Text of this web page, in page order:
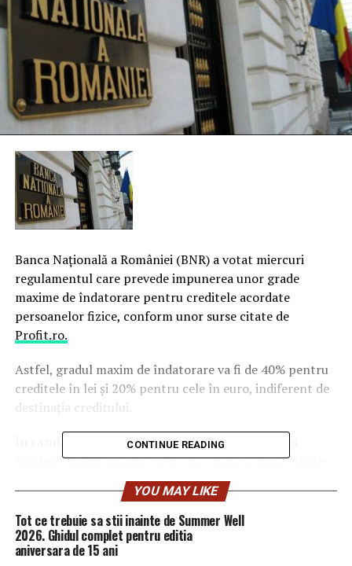
Banca Naţională a României (BNR) a votat miercuri
regulamentul care prevede impunerea unor grade
maxime de îndatorare pentru creditele acordate
persoanelor fizice, conform unor surse citate de
Profit.ro.
Astfel, gradul maxim de îndatorare va fi de 40% pentru
creditele în lei şi 20% pentru cele în euro, indiferent de
destinaţia creditului.
În cazul creditelor ipotecare pentru achiziţia unei
locuinţe, gradul maxim creşte cu 5 puncte procentuale
în situaţia în care debitorul nu are sau nu a avut altă
locuinţă proprietate personală.Pragurile nu sunt
aplicabile în cazul refinanţărilor.
RELATED TOPICS: PRIMA
CONTINUE READING
YOU MAY LIKE
Tot ce trebuie sa stii inainte de Summer Well
2026. Ghidul complet pentru editia
aniversara de 15 ani